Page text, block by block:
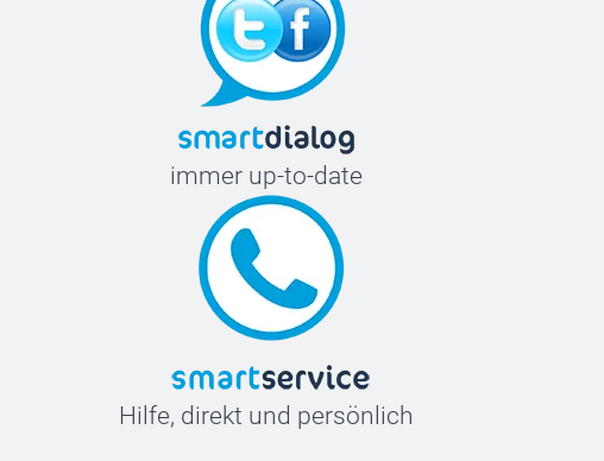
immer up-to-date
Hilfe, direkt und persönlich